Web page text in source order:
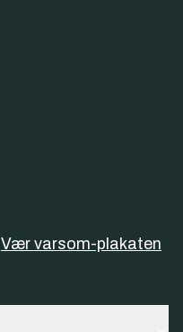
Vær varsom-plakaten